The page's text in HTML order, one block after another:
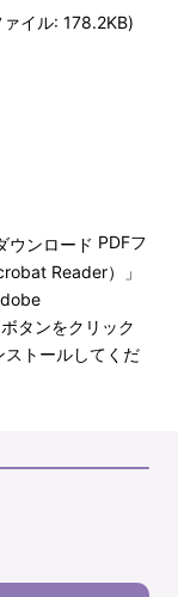
イル: 178.2KB)
PDFフ
Reader）」
タンをクリック
ストールしてくだ